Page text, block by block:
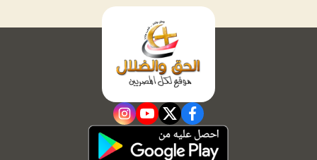
facebook
twitter
youtube
instagram